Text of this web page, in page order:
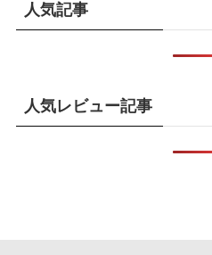
人気記事
人気レビュー記事